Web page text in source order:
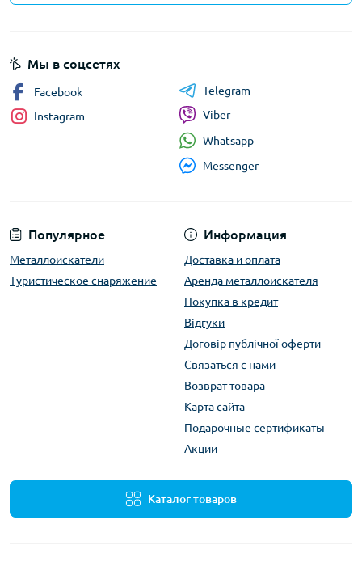
Популярное
Металлоискатели
Туристическое снаряжение
Информация
Доставка и оплата
Аренда металлоискателя
Покупка в кредит
Відгуки
Договір публічної оферти
Связаться с нами
Возврат товара
Карта сайта
Подарочные сертификаты
Акции
Каталог товаров
Мы в соцсетях
Facebook
Instagram
Telegram
Viber
Whatsapp
Messenger